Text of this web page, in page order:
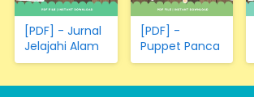
[PDF] - Jurnal
Jelajahi Alam
[PDF] -
Puppet Panca
Indera